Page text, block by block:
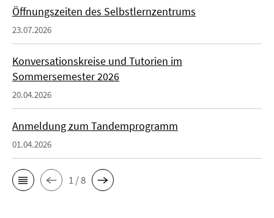
Öffnungszeiten des Selbstlernzentrums
23.07.2026
Konversationskreise und Tutorien im
Sommersemester 2026
20.04.2026
Anmeldung zum Tandemprogramm
01.04.2026
1 / 8